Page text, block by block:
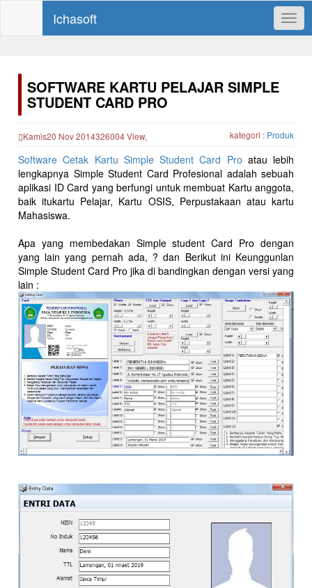
Ichasoft
SOFTWARE KARTU PELAJAR SIMPLE
STUDENT CARD PRO
Kamis20 Nov 2014326004 View, kategori : Produk
Software Cetak Kartu Simple Student Card Pro atau lebih
lengkapnya Simple Student Card Profesional adalah sebuah
aplikasi ID Card yang berfungi untuk membuat Kartu anggota,
baik itukartu Pelajar, Kartu OSIS, Perpustakaan atau kartu
Mahasiswa.
Apa yang membedakan Simple student Card Pro dengan
yang lain yang pernah ada, ? dan Berikut ini Keunggunlan
Simple Student Card Pro jika di bandingkan dengan versi yang
lain :